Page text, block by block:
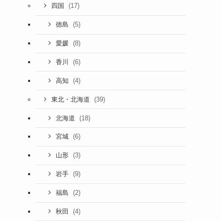
四国 (17)
徳島 (5)
愛媛 (8)
香川 (6)
高知 (4)
東北・北海道 (39)
北海道 (18)
宮城 (6)
山形 (3)
岩手 (9)
福島 (2)
秋田 (4)